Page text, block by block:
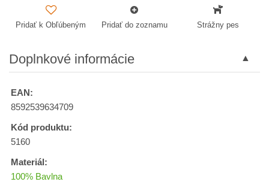
Pridať k Obľúbeným Pridať do zoznamu Strážny pes
Doplnkové informácie
EAN:
8592539634709
Kód produktu:
5160
Materiál:
100% Bavlna